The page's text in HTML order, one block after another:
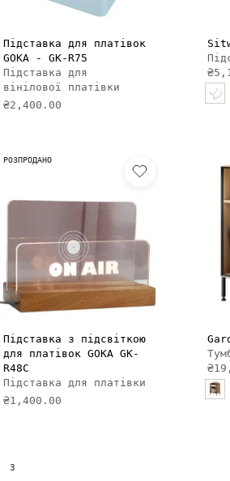
ДОДАТИ В КОШИК
Підставка для платівок
GOKA - GK-R75
Підставка для
вінілової платівки
₴2,400.00
РОЗПРОДАНО
Підставка з підсвіткою
для платівок GOKA GK-
R48C
Підставка для платівки
₴1,400.00
3